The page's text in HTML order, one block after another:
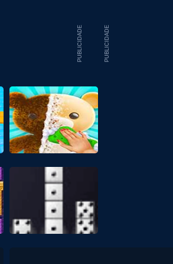
PUBLICIDADE
PUBLICIDADE